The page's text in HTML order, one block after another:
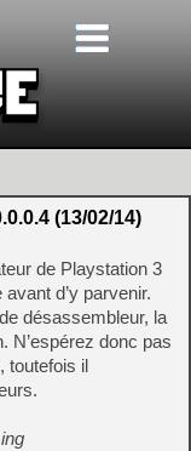
(13/02/14)
de Playstation 3
d’y parvenir.
désassembleur, la
N’espérez donc pas
toutefois il